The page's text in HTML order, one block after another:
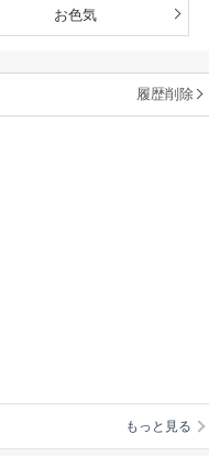
お色気
履歴削除
もっと見る